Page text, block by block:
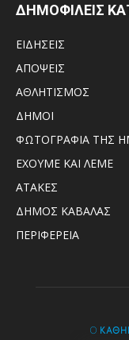
ΔΗΜΟΦΙΛΕΙΣ
ΕΙΔΗΣΕΙΣ
ΑΠΟΨΕΙΣ
ΑΘΛΗΤΙΣΜΟΣ
ΔΗΜΟΙ
ΦΩΤΟΓΡΑΦΙΑ ΤΗΣ
ΕΧΟΥΜΕ ΚΑΙ ΛΕΜΕ
ΑΤΑΚΕΣ
ΔΗΜΟΣ ΚΑΒΑΛΑΣ
ΠΕΡΙΦΕΡΕΙΑ